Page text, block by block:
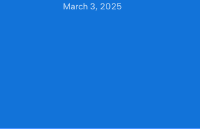
March 3, 2025